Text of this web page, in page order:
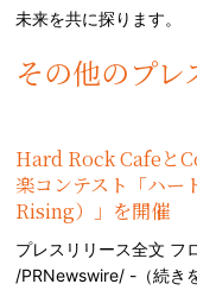
未来を共に探ります。
その他のプレ
Hard Rock Cafeと
楽コンテスト「ハ
Rising）」を開催
プレスリリース全文 フ
/PRNewswire/ -（続き